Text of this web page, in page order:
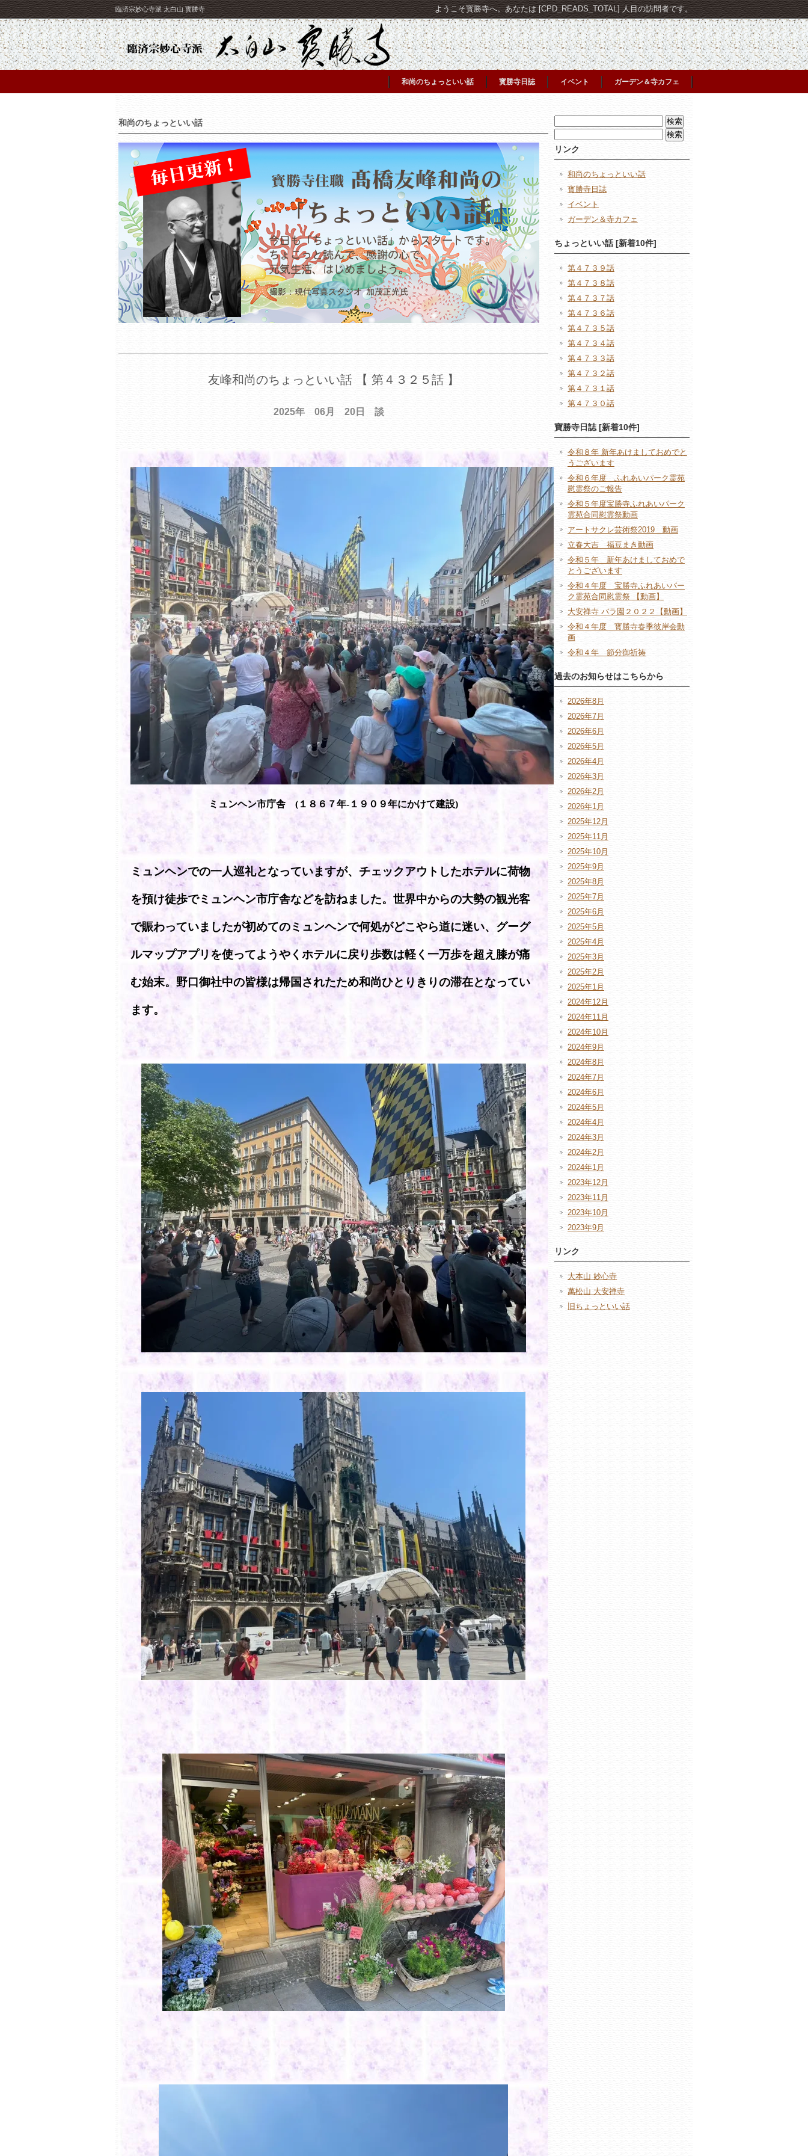
臨済宗妙心寺派 太白山 寳勝寺 ようこそ寳勝寺へ。あなたは [CPD_READS_TOTAL] 人目の訪問者です。
和尚のちょっといい話 寳勝寺日誌 イベント ガーデン＆寺カフェ
和尚のちょっといい話
友峰和尚のちょっといい話 【 第４３２５話 】
2025年 06月 20日 談
ミュンヘン市庁舎 (１８６７年-１９０９年にかけて建設)
ミュンヘンでの一人巡礼となっていますが、チェックアウトしたホテルに荷物
を預け徒歩でミュンヘン市庁舎などを訪ねました。世界中からの大勢の観光客
で賑わっていましたが初めてのミュンヘンで何処がどこやら道に迷い、グーグ
ルマップアプリを使ってようやくホテルに戻り歩数は軽く一万歩を超え膝が痛
む始末。野口御社中の皆様は帰国されたため和尚ひとりきりの滞在となってい
ます。
索:
索:
リンク
和尚のちょっといい話
寳勝寺日誌
イベント
ガーデン＆寺カフェ
ちょっといい話 [新着10件]
第４７３９話
第４７３８話
第４７３７話
第４７３６話
第４７３５話
第４７３４話
第４７３３話
第４７３２話
第４７３１話
第４７３０話
寶勝寺日誌 [新着10件]
令和８年 新年あけましておめでと
うございます
令和６年度 ふれあいパーク霊苑
慰霊祭のご報告
令和５年度宝勝寺ふれあいパーク
霊苑合同慰霊祭動画
アートサクレ芸術祭2019 動画
立春大吉 福豆まき動画
令和５年 新年あけましておめで
とうございます
令和４年度 宝勝寺ふれあいパー
ク霊苑合同慰霊祭 【動画】
大安禅寺 バラ園２０２２【動画】
令和４年度 寳勝寺春季彼岸会動
画
令和４年 節分御祈祷
過去のお知らせはこちらから
2026年8月
2026年7月
2026年6月
2026年5月
2026年4月
2026年3月
2026年2月
2026年1月
2025年12月
2025年11月
2025年10月
2025年9月
2025年8月
2025年7月
2025年6月
2025年5月
2025年4月
2025年3月
2025年2月
2025年1月
2024年12月
2024年11月
2024年10月
2024年9月
2024年8月
2024年7月
2024年6月
2024年5月
2024年4月
2024年3月
2024年2月
2024年1月
2023年12月
2023年11月
2023年10月
2023年9月
リンク
大本山 妙心寺
萬松山 大安禅寺
旧ちょっといい話